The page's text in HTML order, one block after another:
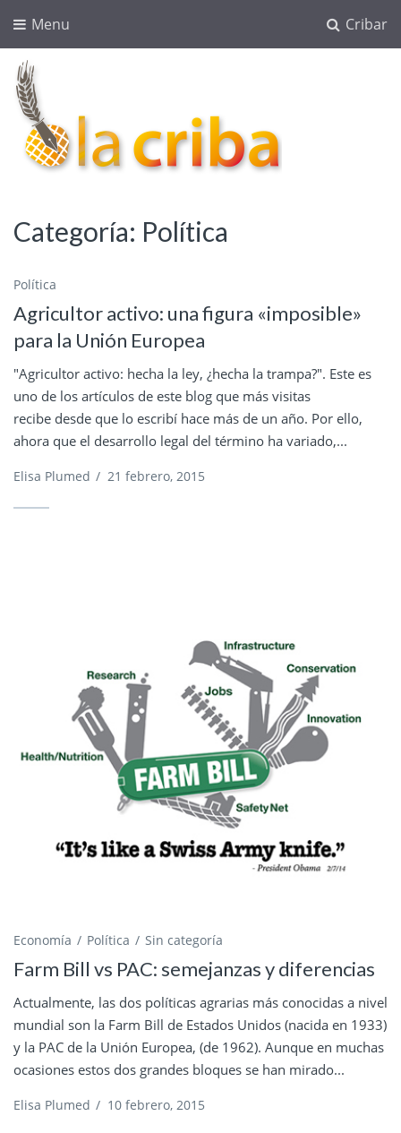
Cribar
Menu
blog agroalimentario
Categoría: Política
Política
Agricultor activo: una figura «imposible»
para la Unión Europea
"Agricultor activo: hecha la ley, ¿hecha la trampa?". Este es
uno de los artículos de este blog que más visitas
recibe desde que lo escribí hace más de un año. Por ello,
ahora que el desarrollo legal del término ha variado,...
Elisa Plumed / 21 febrero, 2015
Economía Política Sin categoría
Farm Bill vs PAC: semejanzas y diferencias
Actualmente, las dos políticas agrarias más conocidas a nivel
mundial son la Farm Bill de Estados Unidos (nacida en 1933)
y la PAC de la Unión Europea, (de 1962). Aunque en muchas
ocasiones estos dos grandes bloques se han mirado...
Elisa Plumed / 10 febrero, 2015